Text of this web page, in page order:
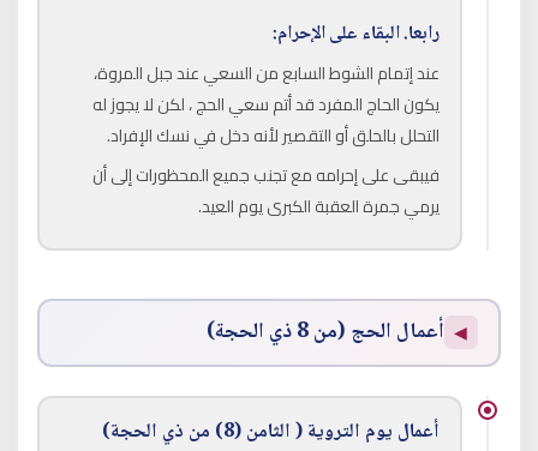
رابعا.البقاء على الإحرام:
عند إتمام الشوط السابع من السعي عند جبل المروة،
يكون الحاج المفرد قد أتم سعي الحج ، لكن لا يجوز له
التحلل بالحلق أو التقصير لأنه دخل في نسك الإفراد.
فيبقى على إحرامه مع تجنب جميع المحظورات إلى أن
يرمي جمرة العقبة الكبرى يوم العيد.
◀ أعمال الحج (من 8 ذي الحجة)
أعمال يوم التروية ( الثامن (8) من ذي الحجة)